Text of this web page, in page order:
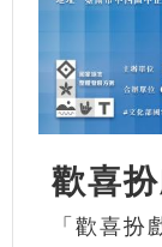
歡喜
「歡喜